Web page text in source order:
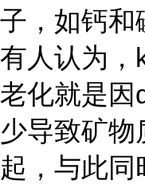
子，如钙和
有人认为，
老化就是因
少导致矿物
起，与此同